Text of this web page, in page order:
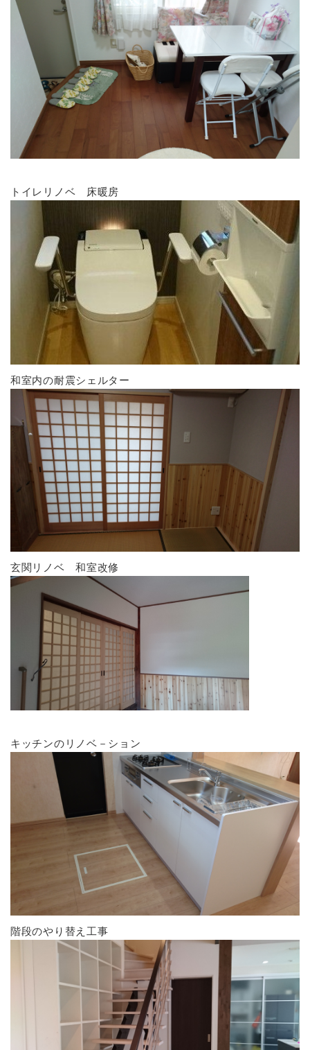
トイレリノベ 床暖房
和室内の耐震シェルター
玄関リノベ 和室改修
キッチンのリノベ－ション
階段のやり替え工事